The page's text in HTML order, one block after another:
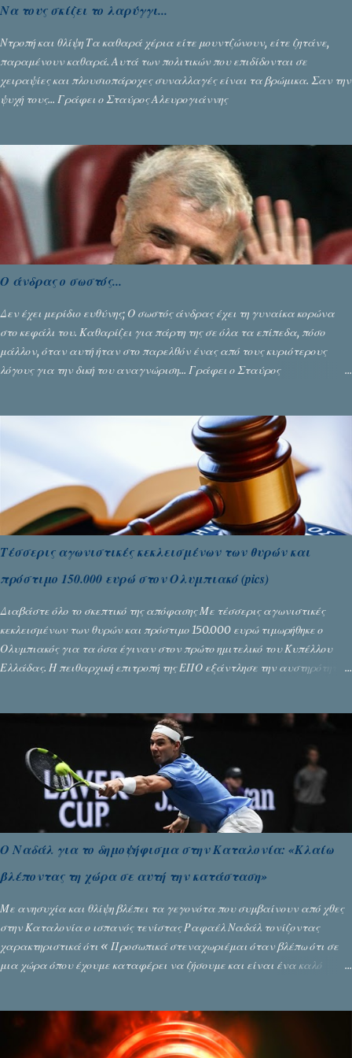
Να τους σκίζει το λαρύγγι...
Ντροπή και θλίψη Τα καθαρά χέρια είτε μουντζώνουν, είτε ζητάνε,
παραμένουν καθαρά. Αυτά των πολιτικών που επιδίδονται σε
χειραψίες και πλουσιοπάροχες συναλλαγές είναι τα βρώμικα. Σαν την
ψυχή τους... Γράφει ο Σταύρος Αλευρογιάννης
Ο άνδρας ο σωστός...
Δεν έχει μερίδιο ευθύνης; Ο σωστός άνδρας έχει τη γυναίκα κορώνα
στο κεφάλι του. Καθαρίζει για πάρτη της σε όλα τα επίπεδα, πόσο
μάλλον, όταν αυτή ήταν στο παρελθόν ένας από τους κυριότερους
λόγους για την δική του αναγνώριση... Γράφει ο Σταύρος
Τέσσερις αγωνιστικές κεκλεισμένων των θυρών και
πρόστιμο 150.000 ευρώ στον Ολυμπιακό (pics)
Διαβάστε όλο το σκεπτικό της απόφασης Με τέσσερις αγωνιστικές
κεκλεισμένων των θυρών και πρόστιμο 150.000 ευρώ τιμωρήθηκε ο
Ολυμπιακός για τα όσα έγιναν στον πρώτο ημιτελικό του Κυπέλλου
Ελλάδας. Η πειθαρχική επιτροπή της ΕΠΟ εξάντλησε την αυστηρότητά
όπως απαιτούσαν, αφού κάτι τέτοιο δεν ήταν εφικτό, σύμφωνα με τα
Ο Ναδάλ για το δημοψήφισμα στην Καταλονία: «Κλαίω
βλέποντας τη χώρα σε αυτή την κατάσταση»
Με ανησυχία και θλίψη βλέπει τα γεγονότα που συμβαίνουν από χθες
στην Καταλονία ο ισπανός τενίστας Ραφαέλ Ναδάλ τονίζοντας
χαρακτηριστικά ότι « Προσωπικά στεναχωριέμαι όταν βλέπω ότι σε
μια χώρα όπου έχουμε καταφέρει να ζήσουμε και είναι ένα καλό
τενίστας Νο 1 στο παγκόσμιο τένις, που βρίσκεται στο Πεκίνο για να
αγωνιστεί στο Open ανέφερε: « Παρακολούθησα τα γεγονότα με